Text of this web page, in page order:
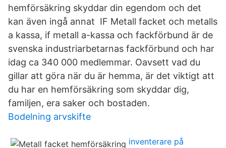
hemförsäkring skyddar din egendom och det
kan även ingå annat IF Metall facket och metalls
a kassa, if metall a-kassa och fackförbund är de
svenska industriarbetarnas fackförbund och har
idag ca 340 000 medlemmar. Oavsett vad du
gillar att göra när du är hemma, är det viktigt att
du har en hemförsäkring som skyddar dig,
familjen, era saker och bostaden​.
Bodelning arvskifte
inventerare på